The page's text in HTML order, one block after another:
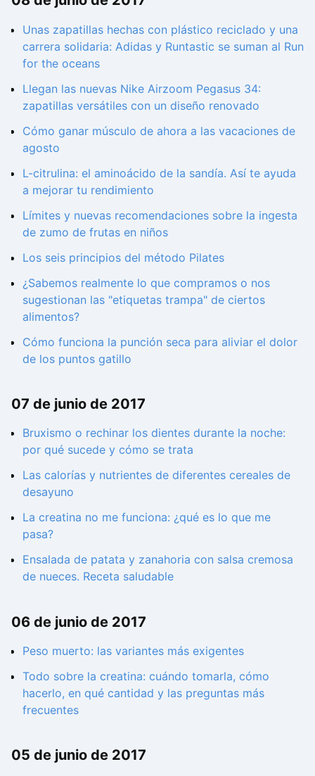
Unas zapatillas hechas con plástico reciclado y una
carrera solidaria: Adidas y Runtastic se suman al Run
for the oceans
Llegan las nuevas Nike Airzoom Pegasus 34:
zapatillas versátiles con un diseño renovado
Cómo ganar músculo de ahora a las vacaciones de
agosto
L-citrulina: el aminoácido de la sandía. Así te ayuda
a mejorar tu rendimiento
Límites y nuevas recomendaciones sobre la ingesta
de zumo de frutas en niños
Los seis principios del método Pilates
¿Sabemos realmente lo que compramos o nos
sugestionan las "etiquetas trampa" de ciertos
alimentos?
Cómo funciona la punción seca para aliviar el dolor
de los puntos gatillo
07 de junio de 2017
Bruxismo o rechinar los dientes durante la noche:
por qué sucede y cómo se trata
Las calorías y nutrientes de diferentes cereales de
desayuno
La creatina no me funciona: ¿qué es lo que me
pasa?
Ensalada de patata y zanahoria con salsa cremosa
de nueces. Receta saludable
06 de junio de 2017
Peso muerto: las variantes más exigentes
Todo sobre la creatina: cuándo tomarla, cómo
hacerlo, en qué cantidad y las preguntas más
frecuentes
05 de junio de 2017